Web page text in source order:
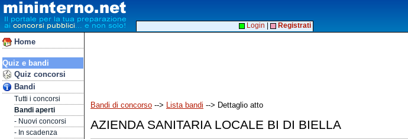
Home
Quiz e bandi
Quiz concorsi
Bandi
Tutti i concorsi
Bandi aperti
- Nuovi concorsi
- In scadenza
Login Registrati
Bandi di concorso --> Lista bandi --> Dettaglio atto
AZIENDA SANITARIA LOCALE BI DI BIELLA